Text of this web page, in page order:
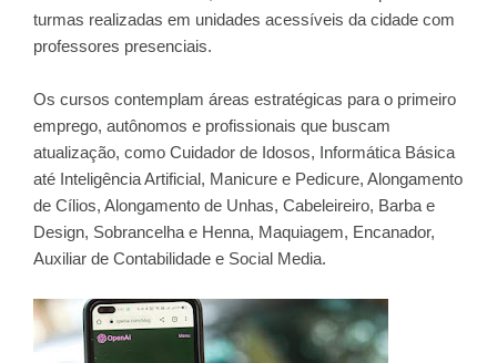
turmas realizadas em unidades acessíveis da cidade com
professores presenciais.
Os cursos contemplam áreas estratégicas para o primeiro
emprego, autônomos e profissionais que buscam
atualização, como Cuidador de Idosos, Informática Básica
até Inteligência Artificial, Manicure e Pedicure, Alongamento
de Cílios, Alongamento de Unhas, Cabeleireiro, Barba e
Design, Sobrancelha e Henna, Maquiagem, Encanador,
Auxiliar de Contabilidade e Social Media.